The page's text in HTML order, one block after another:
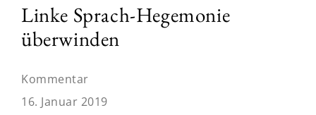
Linke Sprach-Hegemonie
überwinden
Kommentar
16. Januar 2019